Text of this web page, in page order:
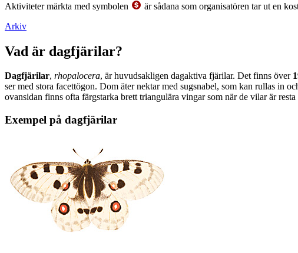
Aktiviteter märkta med symbolen
är sådana som organisatören tar ut en
Arkiv
Vad är dagfjärilar?
Dagfjärilar, rhopalocera, är huvudsakligen dagaktiva fjärilar. Det finns över
ser med stora facettögon. Dom äter nektar med sugsnabel, som kan rullas in
ovansidan finns ofta färgstarka brett triangulära vingar som när de vilar är
Exempel på dagfjärilar